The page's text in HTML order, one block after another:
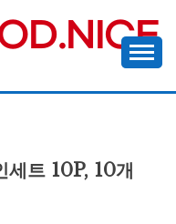
세트 10P, 10개